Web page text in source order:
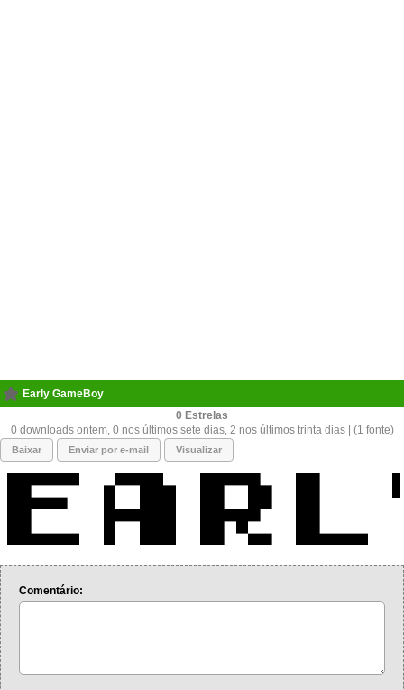
Early GameBoy
0
0 downloads ontem, 0 nos últimos sete dias, 2 nos últimos trinta dias | (1 fonte)
Baixar Enviar por e-mail Visualizar
Comentário: